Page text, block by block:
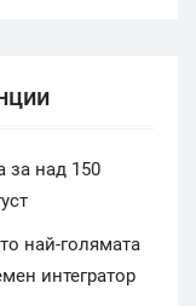
за над 150
най-голямата
интегратор